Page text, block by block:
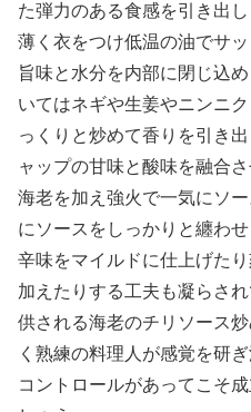
た弾力のある食感を引き出
薄く衣をつけ低温の油でサ
旨味と水分を内部に閉じ込
いてはネギや生姜やニンニ
っくりと炒めて香りを引き
ャップの甘味と酸味を融合
海老を加え強火で一気にソ
にソースをしっかりと纏わ
辛味をマイルドに仕上げた
加えたりする工夫も凝らさ
供される海老のチリソース
く熟練の料理人が感覚を研
コントロールがあってこそ